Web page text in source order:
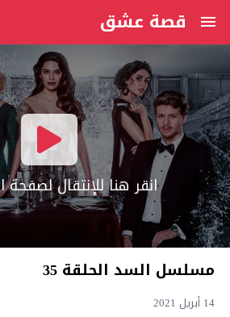
قصة عشق
انقر هنا للإنتقال
مسلسل السد الحلقة 35
14 أبريل 2021